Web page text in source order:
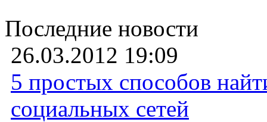
Последние новости
26.03.2012 19:09
5 простых способов
социальных сетей